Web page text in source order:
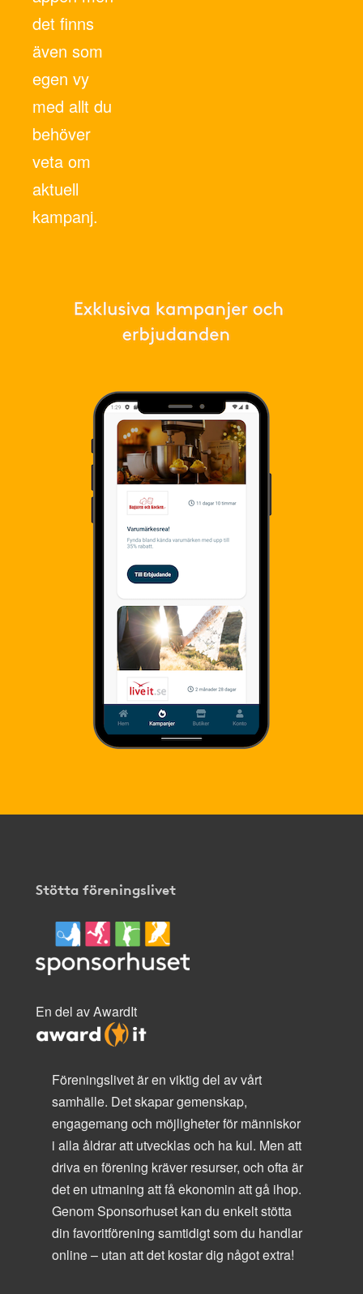
det finns
även som
egen vy
med allt du
behöver
veta om
aktuell
kampanj.
Stötta föreningslivet
En del av AwardIt
Föreningslivet är en viktig del av vårt
samhälle. Det skapar gemenskap,
engagemang och möjligheter för människor
i alla åldrar att utvecklas och ha kul. Men att
driva en förening kräver resurser, och ofta är
det en utmaning att få ekonomin att gå ihop.
Genom Sponsorhuset kan du enkelt stötta
din favoritförening samtidigt som du handlar
online – utan att det kostar dig något extra!